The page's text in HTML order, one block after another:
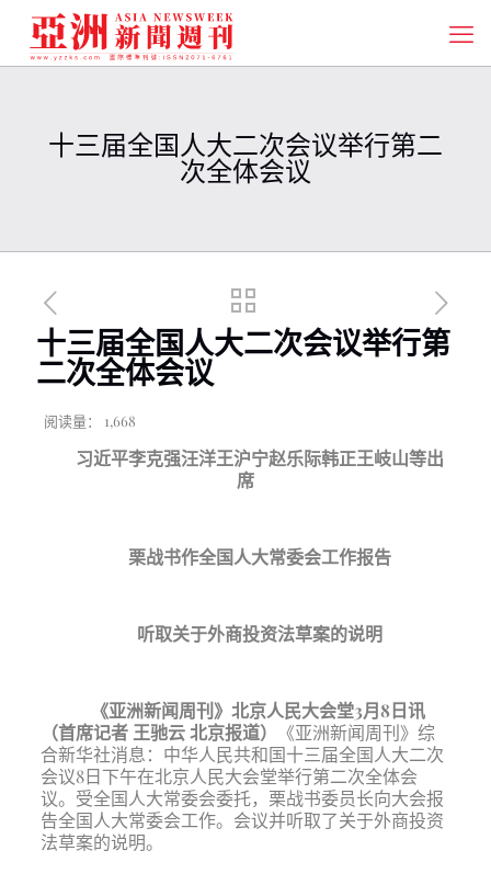
十三届全国人大二次会议举行第二
次全体会议
十三届全国人大二次会议举行第
二次全体会议
阅读量： 1,668
习近平李克强汪洋王沪宁赵乐际韩正王岐山等出
席
栗战书作全国人大常委会工作报告
听取关于外商投资法草案的说明
《亚洲新闻周刊》 北京人民大会堂3月8日讯
（首席记者 王驰云 北京报道）
《亚洲新闻周刊》综
合新华社消息：中华人民共和国十三届全国人大二次
会议8日下午在北京人民大会堂举行第二次全体会
议。受全国人大常委会委托，栗战书委员长向大会报
告全国人大常委会工作。会议并听取了关于外商投资
法草案的说明。